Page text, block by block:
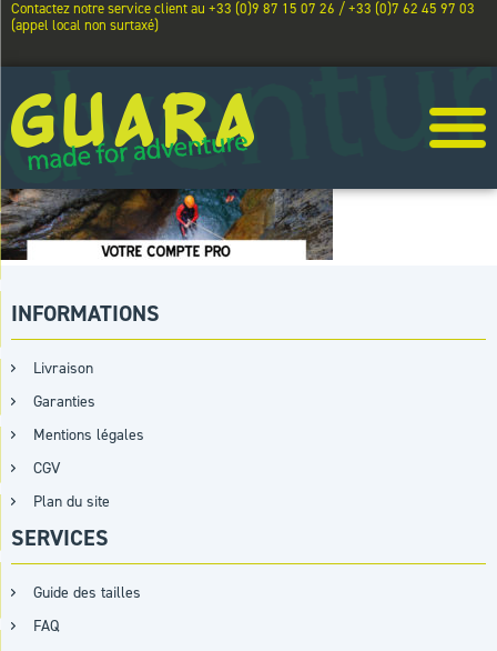
Contactez notre service client au +33 (0)9 87 15 07 26 / +33 (0)7 62 45 97 03
(appel local non surtaxé)
INFORMATIONS
Livraison
Garanties
Mentions légales
CGV
Plan du site
SERVICES
Guide des tailles
FAQ